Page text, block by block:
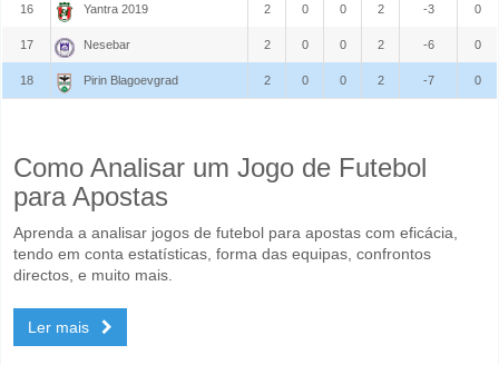
16 Yantra 2019 2 0 0 2 -3 0
17 Nesebar 2 0 0 2 -6 0
18 Pirin Blagoevgrad 2 0 0 2 -7 0
Como Analisar um Jogo de Futebol
para Apostas
Aprenda a analisar jogos de futebol para apostas com eficácia,
tendo em conta estatísticas, forma das equipas, confrontos
directos, e muito mais.
Ler mais